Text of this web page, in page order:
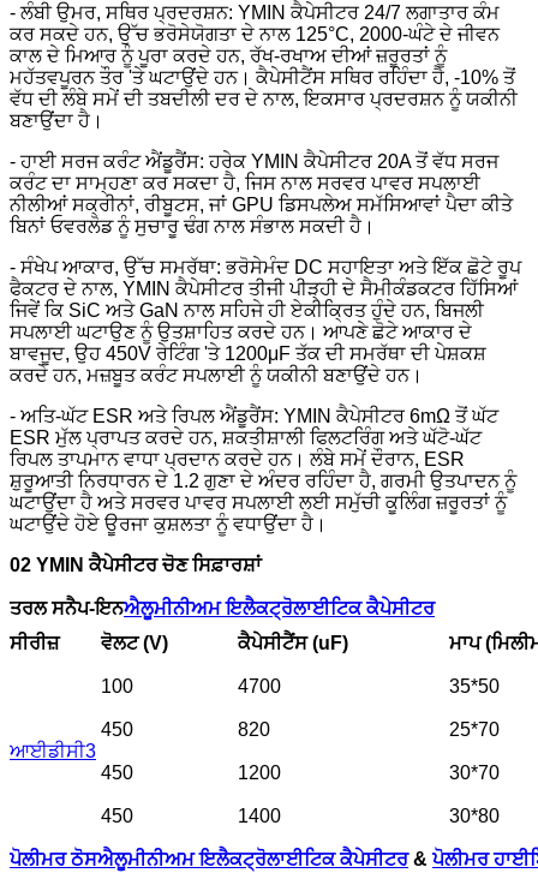
- ਲੰਬੀ ਉਮਰ, ਸਥਿਰ ਪ੍ਰਦਰਸ਼ਨ: YMIN ਕੈਪੇਸੀਟਰ 24/7 ਲਗਾਤਾਰ ਕੰਮ
ਕਰ ਸਕਦੇ ਹਨ, ਉੱਚ ਭਰੋਸੇਯੋਗਤਾ ਦੇ ਨਾਲ 125°C, 2000-ਘੰਟੇ ਦੇ ਜੀਵਨ
ਕਾਲ ਦੇ ਮਿਆਰ ਨੂੰ ਪੂਰਾ ਕਰਦੇ ਹਨ, ਰੱਖ-ਰਖਾਅ ਦੀਆਂ ਜ਼ਰੂਰਤਾਂ ਨੂੰ
ਮਹੱਤਵਪੂਰਨ ਤੌਰ 'ਤੇ ਘਟਾਉਂਦੇ ਹਨ। ਕੈਪੇਸੀਟੈਂਸ ਸਥਿਰ ਰਹਿੰਦਾ ਹੈ, -10% ਤੋਂ
ਵੱਧ ਦੀ ਲੰਬੇ ਸਮੇਂ ਦੀ ਤਬਦੀਲੀ ਦਰ ਦੇ ਨਾਲ, ਇਕਸਾਰ ਪ੍ਰਦਰਸ਼ਨ ਨੂੰ ਯਕੀਨੀ
ਬਣਾਉਂਦਾ ਹੈ।
- ਹਾਈ ਸਰਜ ਕਰੰਟ ਐਂਡੂਰੈਂਸ: ਹਰੇਕ YMIN ਕੈਪੇਸੀਟਰ 20A ਤੋਂ ਵੱਧ ਸਰਜ
ਕਰੰਟ ਦਾ ਸਾਮ੍ਹਣਾ ਕਰ ਸਕਦਾ ਹੈ, ਜਿਸ ਨਾਲ ਸਰਵਰ ਪਾਵਰ ਸਪਲਾਈ
ਨੀਲੀਆਂ ਸਕ੍ਰੀਨਾਂ, ਰੀਬੂਟਸ, ਜਾਂ GPU ਡਿਸਪਲੇਅ ਸਮੱਸਿਆਵਾਂ ਪੈਦਾ ਕੀਤੇ
ਬਿਨਾਂ ਓਵਰਲੋਡ ਨੂੰ ਸੁਚਾਰੂ ਢੰਗ ਨਾਲ ਸੰਭਾਲ ਸਕਦੀ ਹੈ।
- ਸੰਖੇਪ ਆਕਾਰ, ਉੱਚ ਸਮਰੱਥਾ: ਭਰੋਸੇਮੰਦ DC ਸਹਾਇਤਾ ਅਤੇ ਇੱਕ ਛੋਟੇ ਰੂਪ
ਫੈਕਟਰ ਦੇ ਨਾਲ, YMIN ਕੈਪੇਸੀਟਰ ਤੀਜੀ ਪੀੜ੍ਹੀ ਦੇ ਸੈਮੀਕੰਡਕਟਰ ਹਿੱਸਿਆਂ
ਜਿਵੇਂ ਕਿ SiC ਅਤੇ GaN ਨਾਲ ਸਹਿਜੇ ਹੀ ਏਕੀਕ੍ਰਿਤ ਹੁੰਦੇ ਹਨ, ਬਿਜਲੀ
ਸਪਲਾਈ ਘਟਾਉਣ ਨੂੰ ਉਤਸ਼ਾਹਿਤ ਕਰਦੇ ਹਨ। ਆਪਣੇ ਛੋਟੇ ਆਕਾਰ ਦੇ
ਬਾਵਜੂਦ, ਉਹ 450V ਰੇਟਿੰਗ 'ਤੇ 1200μF ਤੱਕ ਦੀ ਸਮਰੱਥਾ ਦੀ ਪੇਸ਼ਕਸ਼
ਕਰਦੇ ਹਨ, ਮਜ਼ਬੂਤ ​​ਕਰੰਟ ਸਪਲਾਈ ਨੂੰ ਯਕੀਨੀ ਬਣਾਉਂਦੇ ਹਨ।
- ਅਤਿ-ਘੱਟ ESR ਅਤੇ ਰਿਪਲ ਐਂਡੂਰੈਂਸ: YMIN ਕੈਪੇਸੀਟਰ 6mΩ ਤੋਂ ਘੱਟ
ESR ਮੁੱਲ ਪ੍ਰਾਪਤ ਕਰਦੇ ਹਨ, ਸ਼ਕਤੀਸ਼ਾਲੀ ਫਿਲਟਰਿੰਗ ਅਤੇ ਘੱਟੋ-ਘੱਟ
ਰਿਪਲ ਤਾਪਮਾਨ ਵਾਧਾ ਪ੍ਰਦਾਨ ਕਰਦੇ ਹਨ। ਲੰਬੇ ਸਮੇਂ ਦੌਰਾਨ, ESR
ਸ਼ੁਰੂਆਤੀ ਨਿਰਧਾਰਨ ਦੇ 1.2 ਗੁਣਾ ਦੇ ਅੰਦਰ ਰਹਿੰਦਾ ਹੈ, ਗਰਮੀ ਉਤਪਾਦਨ ਨੂੰ
ਘਟਾਉਂਦਾ ਹੈ ਅਤੇ ਸਰਵਰ ਪਾਵਰ ਸਪਲਾਈ ਲਈ ਸਮੁੱਚੀ ਕੂਲਿੰਗ ਜ਼ਰੂਰਤਾਂ ਨੂੰ
ਘਟਾਉਂਦੇ ਹੋਏ ਊਰਜਾ ਕੁਸ਼ਲਤਾ ਨੂੰ ਵਧਾਉਂਦਾ ਹੈ।
02 YMIN ਕੈਪੇਸੀਟਰ ਚੋਣ ਸਿਫ਼ਾਰਸ਼ਾਂ
ਤਰਲ ਸਨੈਪ-ਇਨਐਲੂਮੀਨੀਅਮ ਇਲੈਕਟ੍ਰੋਲਾਈਟਿਕ ਕੈਪੇਸੀਟਰ
ਸੀਰੀਜ਼
ਵੋਲਟ (V) ਕੈਪੇਸੀਟੈਂਸ (uF) ਮਾਪ
ਆਈਡੀਸੀ3
100 4700 35*50
450 820 25*70
450 1200 30*70
450 1400 30*80
ਪੋਲੀਮਰ ਠੋਸਐਲੂਮੀਨੀਅਮ ਇਲੈਕਟ੍ਰੋਲਾਈਟਿਕ ਕੈਪੇਸੀਟਰ &ਪੋਲੀਮਰ